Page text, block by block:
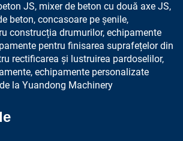
JS, mixer de beton cu două axe JS,
beton, concasoare pe șenile,
construcția drumurilor, echipamente
pentru finisarea suprafețelor din
rectificarea și lustruirea pardoselilor,
echipamente personalizate
la Yuandong Machinery